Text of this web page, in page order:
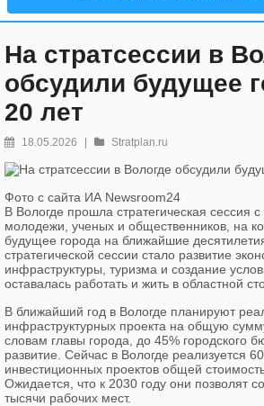
На стратсессии в
обсудили будущее
20 лет
18.05.2026 Stratplan.ru
Фото с сайта ИА Newsroom24
В Вологде прошла стратегическая сессия с
молодежи, ученых и общественников, на
будущее города на ближайшие
стратегической сессии стало развитие
инфраструктуры, туризма и создание
оставалась работать и жить в областной
В ближайший год в Вологде планируют
инфраструктурных проекта на общую
словам главы города, до 45% городского
развитие. Сейчас в Вологде реализуется
инвестиционных проектов общей
Ожидается, что к 2030 году они позволят
тысячи рабочих мест.